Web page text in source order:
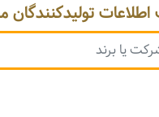
اطلاعات